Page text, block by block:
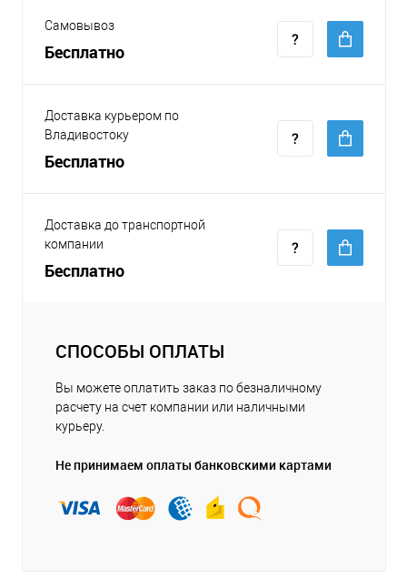
Самовывоз
Бесплатно
Доставка курьером по
Владивостоку
Бесплатно
Доставка до транспортной
компании
Бесплатно
СПОСОБЫ ОПЛАТЫ
Вы можете оплатить заказ по безналичному
расчету на счет компании или наличными
курьеру.
Не принимаем оплаты банковскими картами